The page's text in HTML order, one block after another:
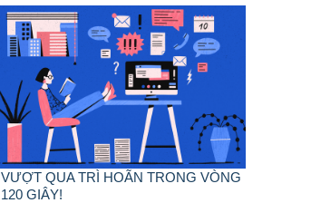
VƯỢT QUA TRÌ HOÃN TRONG VÒNG
120 GIÂY!